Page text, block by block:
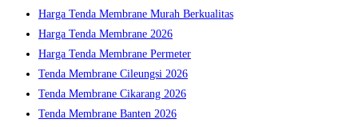
panel.
Harga Tenda Membrane Murah Berkualitas
Harga Tenda Membrane 2026
Harga Tenda Membrane Permeter
Tenda Membrane Cileungsi 2026
Tenda Membrane Cikarang 2026
Tenda Membrane Banten 2026